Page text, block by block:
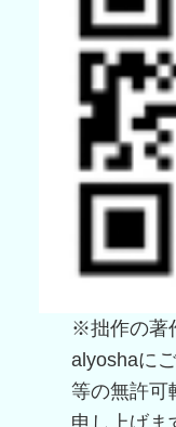
※拙作の著
alyoshaに
等の無許可
申し上げま